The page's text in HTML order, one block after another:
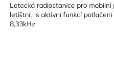
Letecká radiostanice pro mobilní
letištní, s aktivní funkcí
8,33kHz